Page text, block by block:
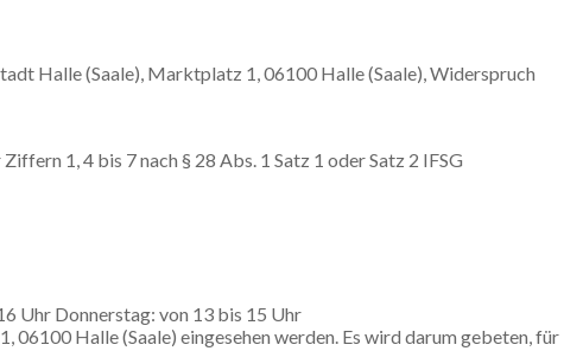
Halle (Saale), Marktplatz 1, 06100 Halle (Saale), Widerspruch
1, 4 bis 7 nach § 28 Abs. 1 Satz 1 oder Satz 2 IFSG
Uhr Donnerstag: von 13 bis 15 Uhr
Halle (Saale) eingesehen werden. Es wird darum gebeten, für